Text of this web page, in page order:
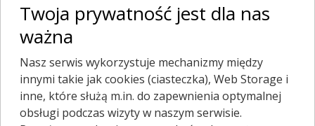
Nie znaleźliśmy żadnych lekarzy w promieniu25 km , dlatego
zwiększyliśmy promień wyszukiwania do
50 km
Twoja prywatność jest dla nas
ważna
Nasz serwis wykorzystuje mechanizmy między
innymi takie jak cookies (ciasteczka), Web Storage i
inne, które służą m.in. do zapewnienia optymalnej
obsługi podczas wizyty w naszym serwisie.